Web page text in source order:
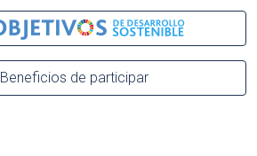
Beneficios de participar